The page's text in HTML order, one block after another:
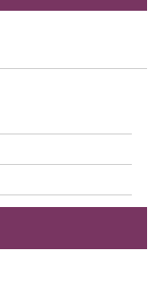
Winkelwagen:0